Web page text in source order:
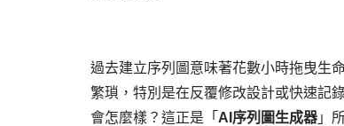
過去建立序列圖意味著花數小時拖曳生
繁瑣，特別是在反覆修改設計或快速記
會怎麼樣？這正是「 AI序列圖生成器 」